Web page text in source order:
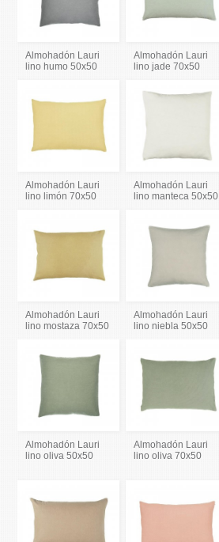
Almohadón Lauri
lino humo 50x50
Almohadón Lauri
lino jade 70x50
Almohadón Lauri
lino limón 70x50
Almohadón Lauri
lino manteca 50x50
Almohadón Lauri
lino mostaza 70x50
Almohadón Lauri
lino niebla 50x50
Almohadón Lauri
lino oliva 50x50
Almohadón Lauri
lino oliva 70x50